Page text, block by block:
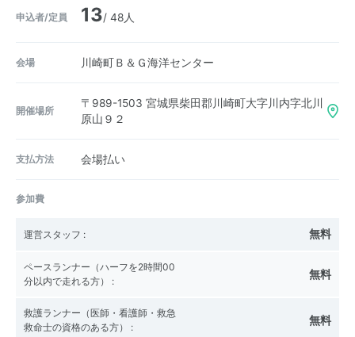
申込者/定員 13/ 48人
会場 川崎町Ｂ＆Ｇ海洋センター
開催場所
〒989-1503 宮城県柴田郡川崎町大字川内字北川
原山９２
支払方法 会場払い
参加費
運営スタッフ : 無料
ペースランナー（ハーフを2時間00
分以内で走れる方） : 無料
救護ランナー（医師・看護師・救急
救命士の資格のある方） : 無料